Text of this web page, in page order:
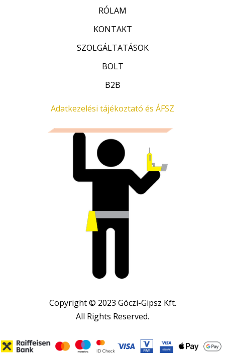
RÓLAM
KONTAKT
SZOLGÁLTATÁSOK
BOLT
B2B
Adatkezelési tájékoztató és ÁFSZ
Copyright © 2023 Góczi-Gipsz Kft.
All Rights Reserved.